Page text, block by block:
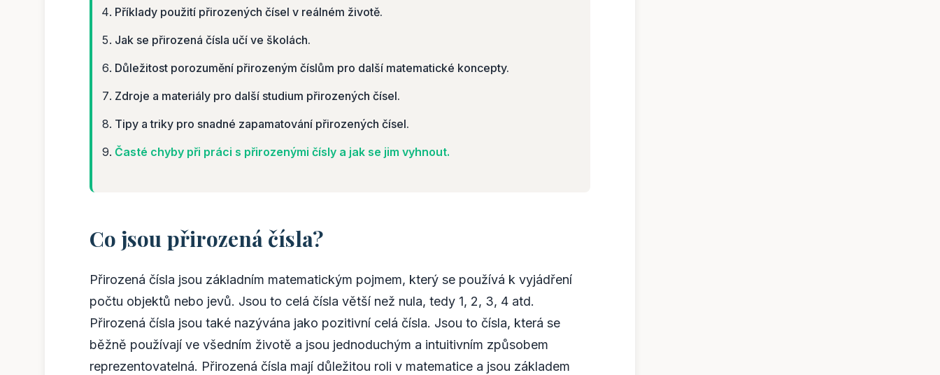
Příklady použití přirozených čísel v reálném životě.
Jak se přirozená čísla učí ve školách.
Důležitost porozumění přirozeným číslům pro další matematické koncepty.
Zdroje a materiály pro další studium přirozených čísel.
Tipy a triky pro snadné zapamatování přirozených čísel.
Časté chyby při práci s přirozenými čísly a jak se jim vyhnout.
Co jsou přirozená čísla?
Přirozená čísla jsou základním matematickým pojmem, který se používá k vyjádření
počtu objektů nebo jevů. Jsou to celá čísla větší než nula, tedy 1, 2, 3, 4 atd.
Přirozená čísla jsou také nazývána jako pozitivní celá čísla. Jsou to čísla, která se
běžně používají ve všedním životě a jsou jednoduchým a intuitivním způsobem
reprezentovatelná. Přirozená čísla mají důležitou roli v matematice a jsou základem